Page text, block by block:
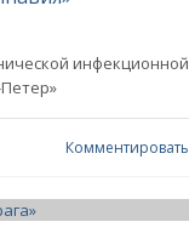
инфекционной
Комментировать